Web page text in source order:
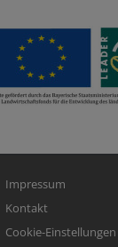
Fußbereichsmenü
Impressum
Kontakt
Cookie-Einstellungen